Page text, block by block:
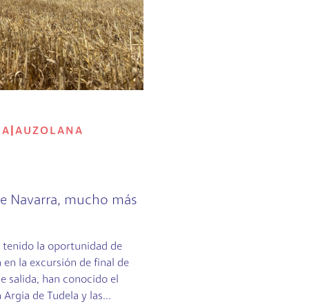
|AUZOLANA
Navarra, mucho más
tenido la oportunidad de
la excursión de final de
salida, han conocido el
de Tudela y las...